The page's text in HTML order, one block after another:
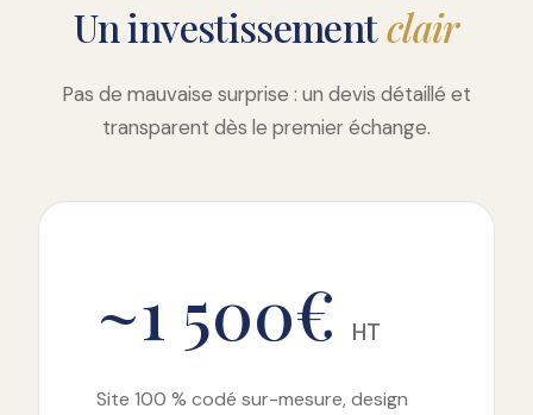
Un investissementclair
Pas de mauvaise surprise : un devis détaillé et
transparent dès le premier échange.
~1 500€ HT
Site 100 % codé sur-mesure, design